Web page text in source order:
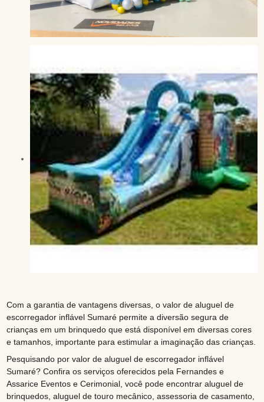
Com a garantia de vantagens diversas, o valor de aluguel de
escorregador inflável Sumaré permite a diversão segura de
crianças em um brinquedo que está disponível em diversas cores
e tamanhos, importante para estimular a imaginação das crianças.
Pesquisando por valor de aluguel de escorregador inflável
Sumaré? Confira os serviços oferecidos pela Fernandes e
Assarice Eventos e Cerimonial, você pode encontrar aluguel de
brinquedos, aluguel de touro mecânico, assessoria de casamento,